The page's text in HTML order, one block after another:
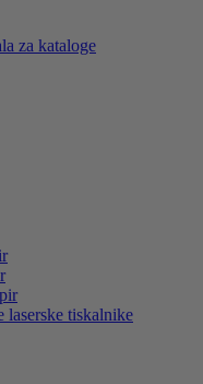
za kataloge
laserske tiskalnike